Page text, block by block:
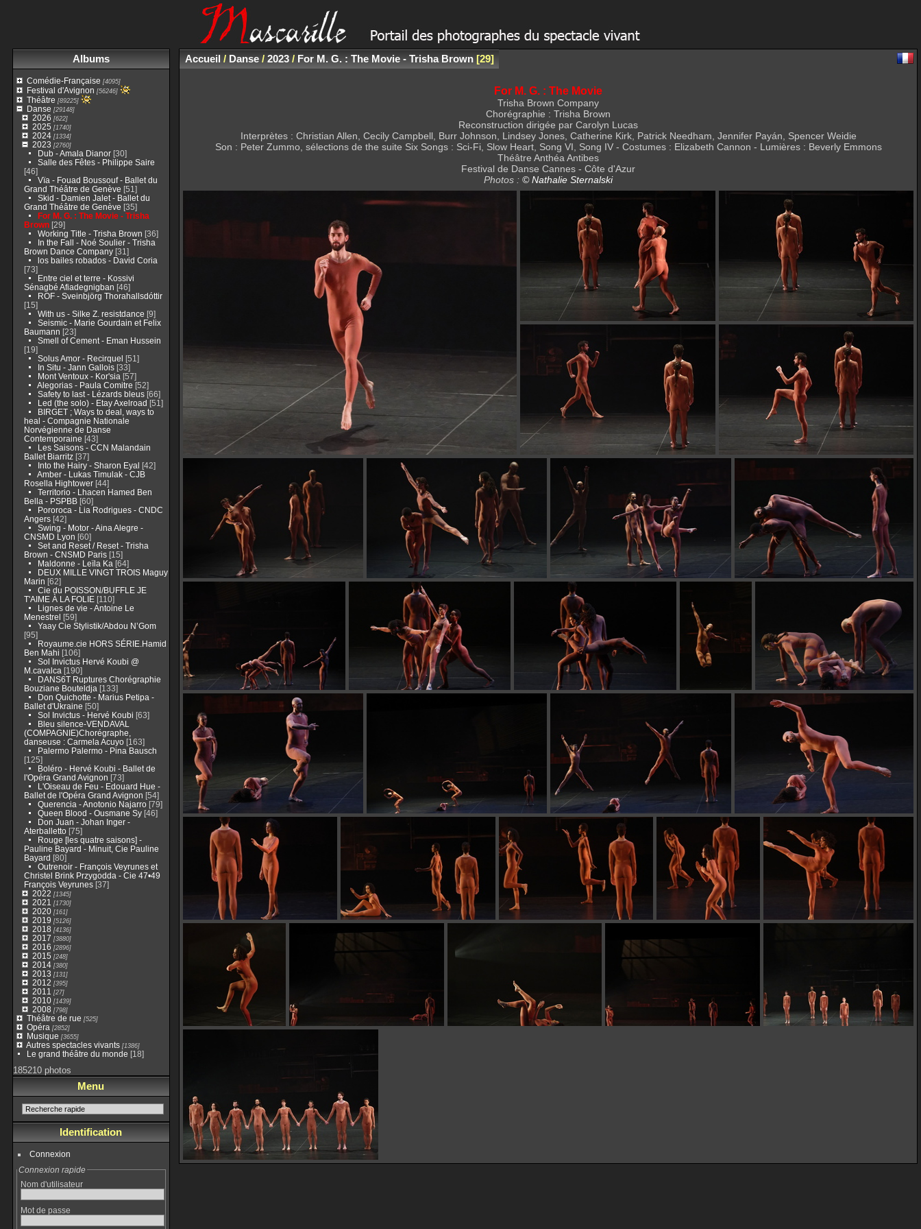
Albums
Comédie-Française [4095]
Festival d'Avignon [56246]
Théâtre [89225]
Danse [29148]
2026 [622]
2025 [1740]
2024[1334]
2023 [2760]
Dub - Amala Dianor[30]
Salle des Fêtes - Philippe Saire
[46]
Vïa - Fouad Boussouf - Ballet du
Grand Théâtre de Genève [51]
Skid - Damien Jalet - Ballet du
Grand Théâtre de Genève [35]
For M. G. : The Movie - Trisha
Brown[29]
Working Title - Trisha Brown [36]
In the Fall - Noé Soulier - Trisha
Brown Dance Company[31]
los bailes robados - David Coria
[73]
Entre ciel et terre - Kossivi
Sénagbé Afiadegnigban [46]
ROF - Sveinbjörg Thorahallsdóttir
[15]
With us - Silke Z. resistdance [9]
Seismic - Marie Gourdain et Felix
Baumann [23]
Smell of Cement - Eman Hussein
[19]
Solus Amor - Recirquel [51]
In Situ - Jann Gallois[33]
Mont Ventoux - Kor'sia [57]
Alegorias - Paula Comitre [52]
Safety to last - Lézards bleus[66]
Led (the solo) - Etay Axelroad [51]
BIRGET ; Ways to deal, ways to
heal - Compagnie Nationale
Norvégienne de Danse
Contemporaine [43]
Les Saisons - CCN Malandain
Ballet Biarritz[37]
Into the Hairy - Sharon Eyal [42]
Amber - Lukas Timulak - CJB
Rosella Hightower[44]
Territorio - Lhacen Hamed Ben
Bella - PSPBB[60]
Pororoca - Lia Rodrigues - CNDC
Angers[42]
Swing - Motor - Aina Alegre -
CNSMD Lyon [60]
Set and Reset / Reset - Trisha
Brown - CNSMD Paris[15]
Maldonne - Leïla Ka [64]
DEUX MILLE VINGT TROIS Maguy
Marin [62]
Cie du POISSON/BUFFLE JE
T'AIME À LA FOLIE[110]
Lignes de vie - Antoine Le
Menestrel [59]
Yaay Cie Stylistik/Abdou N’Gom
[95]
Royaume.cie HORS SÉRIE.Hamid
Ben Mahi [106]
Sol Invictus Hervé Koubi @
M.cavalca [190]
DANS6T Ruptures Chorégraphie
Bouziane Bouteldja [133]
Don Quichotte - Marius Petipa -
Ballet d'Ukraine [50]
Sol Invictus - Hervé Koubi [63]
Bleu silence-VENDAVAL
(COMPAGNIE)Chorégraphe,
danseuse : Carmela Acuyo [163]
Palermo Palermo - Pina Bausch
[125]
Boléro - Hervé Koubi - Ballet de
l'Opéra Grand Avignon [73]
L'Oiseau de Feu - Edouard Hue -
Ballet de l'Opéra Grand Avignon [54]
Querencia - Anotonio Najarro[79]
Queen Blood - Ousmane Sy[46]
Don Juan - Johan Inger -
Aterballetto[75]
Rouge [les quatre saisons] -
Pauline Bayard - Minuit, Cie Pauline
Bayard [80]
Outrenoir - François Veyrunes et
Christel Brink Przygodda - Cie 47•49
François Veyrunes[37]
2022 [1345]
2021 [1730]
2020[161]
2019 [5126]
2018 [4136]
2017 [3880]
2016 [2896]
2015 [248]
2014[380]
2013 [131]
2012 [395]
2011 [27]
2010[1439]
2008 [798]
Théâtre de rue [525]
Opéra [2852]
Musique [3655]
Autres spectacles vivants[1386]
Le grand théâtre du monde [18]
185210 photos
Menu
Identification
Connexion
Connexion rapide
Nom d'utilisateur
Mot de passe
Accueil/ Danse/ 2023/ For M. G. : The Movie - Trisha Brown 29
For M. G. : The Movie
Trisha Brown Company
Chorégraphie : Trisha Brown
Reconstruction dirigée par Carolyn Lucas
Interprètes : Christian Allen, Cecily Campbell, Burr Johnson, Lindsey Jones, Catherine Kirk, Patrick Needham, Jennifer Payán, Spencer Weidie
Son : Peter Zummo, sélections de the suite Six Songs : Sci-Fi, Slow Heart, Song VI, Song IV - Costumes : Elizabeth Cannon - Lumières : Beverly Emmons
Théâtre Anthéa Antibes
Festival de Danse Cannes - Côte d'Azur
Photos : © Nathalie Sternalski